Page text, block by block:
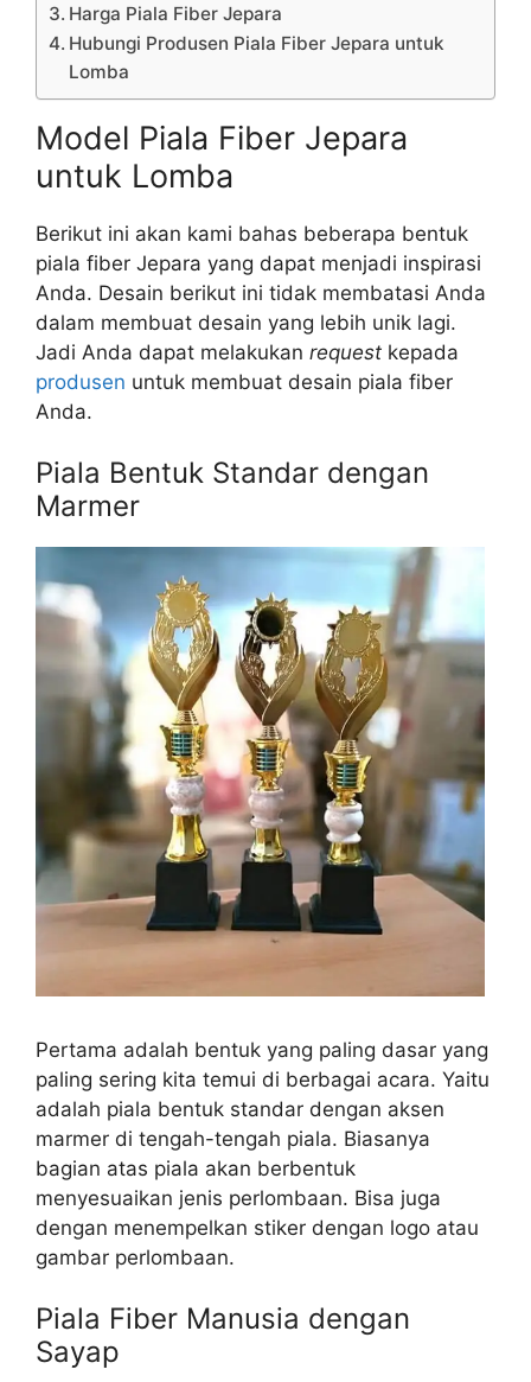
Harga Piala Fiber Jepara
Hubungi Produsen Piala Fiber Jepara untuk
Lomba
Model Piala Fiber Jepara
untuk Lomba
Berikut ini akan kami bahas beberapa bentuk
piala fiber Jepara yang dapat menjadi inspirasi
Anda. Desain berikut ini tidak membatasi Anda
dalam membuat desain yang lebih unik lagi.
Jadi Anda dapat melakukan request kepada
produsen untuk membuat desain piala fiber
Anda.
Piala Bentuk Standar dengan
Marmer
Pertama adalah bentuk yang paling dasar yang
paling sering kita temui di berbagai acara. Yaitu
adalah piala bentuk standar dengan aksen
marmer di tengah-tengah piala. Biasanya
bagian atas piala akan berbentuk
menyesuaikan jenis perlombaan. Bisa juga
dengan menempelkan stiker dengan logo atau
gambar perlombaan.
Piala Fiber Manusia dengan
Sayap